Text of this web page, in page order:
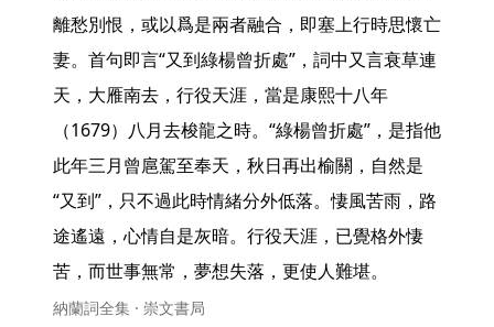
離愁別恨，或以爲是兩者融合，即塞上行時思懷亡
妻。首句即言“又到綠楊曾折處”，詞中又言衰草連
天，大雁南去，行役天涯，當是康熙十八年
（1679）八月去梭龍之時。“綠楊曾折處”，是指他
此年三月曾扈駕至奉天，秋日再出榆關，自然是
“又到”，只不過此時情緒分外低落。悽風苦雨，路
途遙遠，心情自是灰暗。行役天涯，已覺格外悽
苦，而世事無常，夢想失落，更使人難堪。
納蘭詞全集 · 崇文書局